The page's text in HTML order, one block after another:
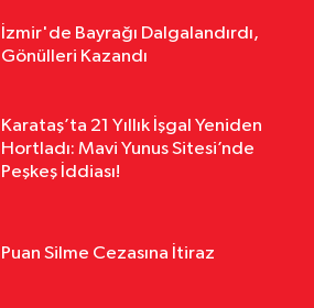
İzmir'de Bayrağı Dalgalandırdı,
Gönülleri Kazandı
Karataş’ta 21 Yıllık İşgal Yeniden
Hortladı: Mavi Yunus Sitesi’nde
Peşkeş İddiası!
Puan Silme Cezasına İtiraz